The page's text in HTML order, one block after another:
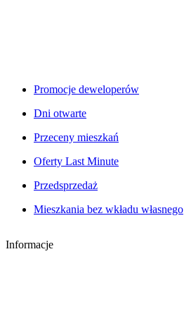
Promocje deweloperów
Dni otwarte
Przeceny mieszkań
Oferty Last Minute
Przedsprzedaż
Mieszkania bez wkładu własnego
Informacje